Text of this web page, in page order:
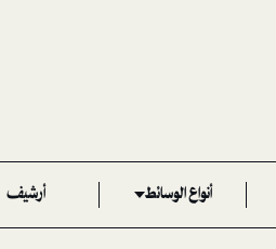
أنواع الوسائط أرشيف